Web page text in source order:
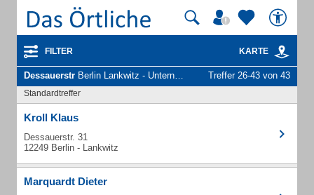
FILTER KARTE
Dessauerstr Berlin Lankwitz - Unternehmen und Personen Treffer 26-43 von 43
Standardtreffer
Kroll Klaus
Dessauerstr. 31
12249 Berlin - Lankwitz
Marquardt Dieter